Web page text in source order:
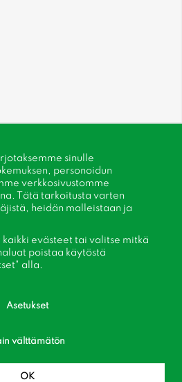
sinulle
personoidun
verkkosivustomme
Tätä tarkoitusta varten
heidän malleistaan ​​ja
kaikki evästeet tai valitse mitkä
poistaa käytöstä
alla.
Asetukset
välttämätön
OK